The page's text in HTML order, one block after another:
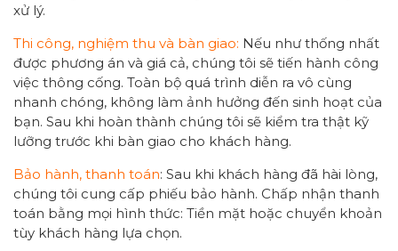
xử lý.
Thi công, nghiệm thu và bàn giao: Nếu như thống nhất
được phương án và giá cả, chúng tôi sẽ tiến hành công
việc thông cống. Toàn bộ quá trình diễn ra vô cùng
nhanh chóng, không làm ảnh hưởng đến sinh hoạt của
bạn. Sau khi hoàn thành chúng tôi sẽ kiểm tra thật kỹ
lưỡng trước khi bàn giao cho khách hàng.
Bảo hành, thanh toán: Sau khi khách hàng đã hài lòng,
chúng tôi cung cấp phiếu bảo hành. Chấp nhận thanh
toán bằng mọi hình thức: Tiền mặt hoặc chuyển khoản
tùy khách hàng lựa chọn.